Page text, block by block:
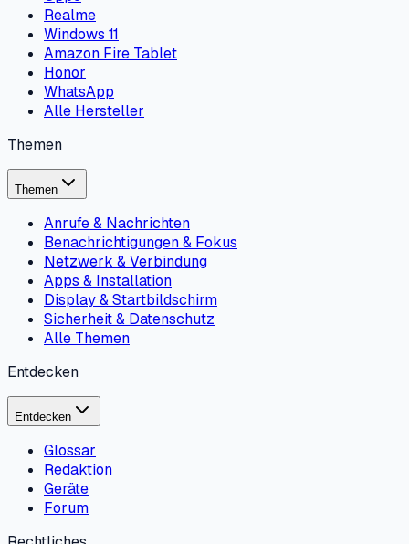
Realme
Windows 11
Amazon Fire Tablet
Honor
WhatsApp
Alle Hersteller
Themen
Themen
Anrufe & Nachrichten
Benachrichtigungen & Fokus
Netzwerk & Verbindung
Apps & Installation
Display & Startbildschirm
Sicherheit & Datenschutz
Alle Themen
Entdecken
Entdecken
Glossar
Redaktion
Geräte
Forum